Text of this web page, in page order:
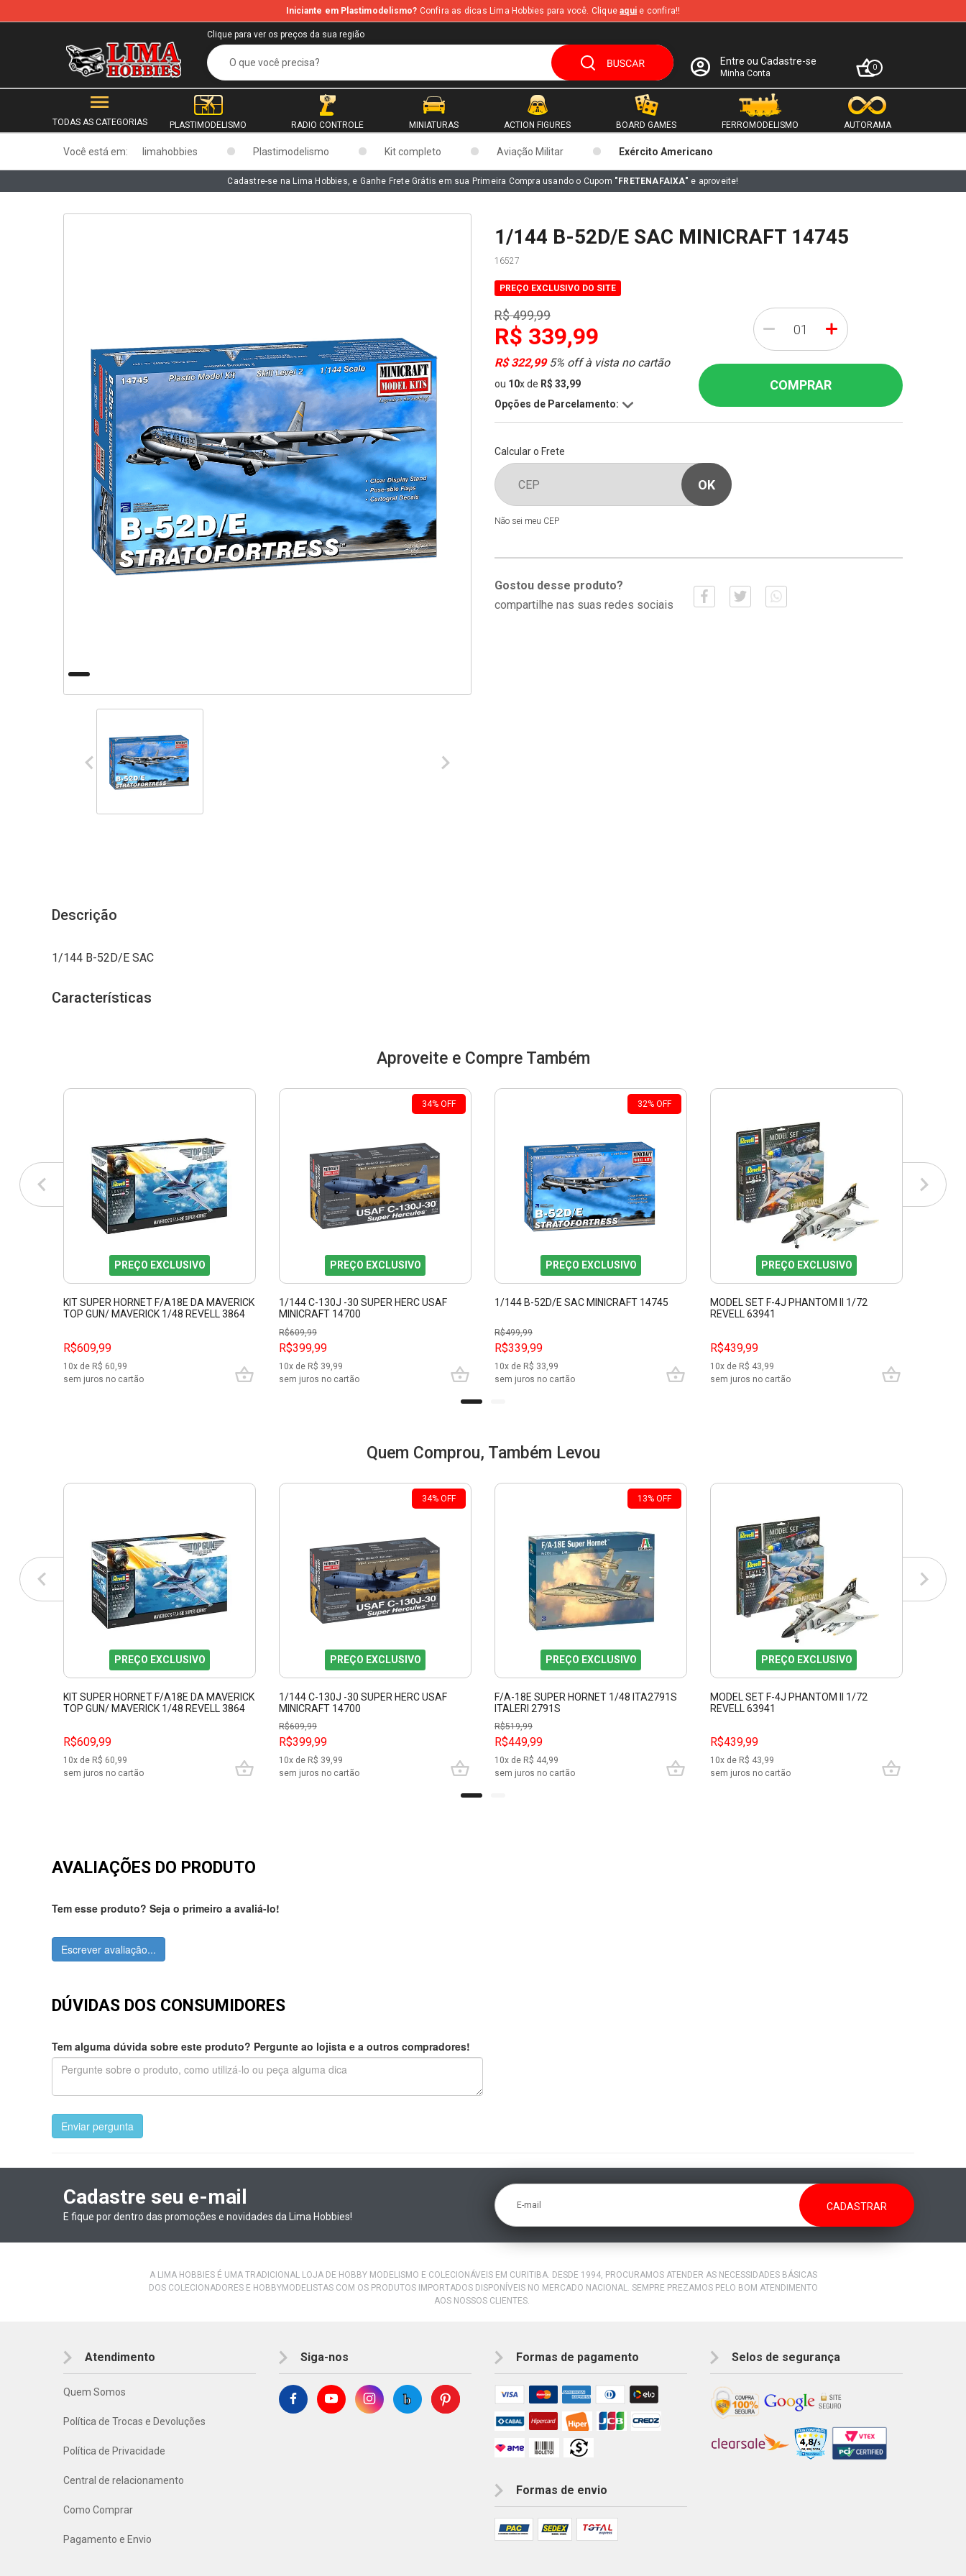
b
Iniciante em Plastimodelismo? Confira as dicas Lima Hobbies para você. Cliqueaqui e confira!!
Clique para ver os preços da sua região
Entre ou Cadastre-se
Minha Conta
0
TODAS AS CATEGORIAS PLASTIMODELISMO RADIO CONTROLE MINIATURAS ACTION FIGURES BOARD GAMES FERROMODELISMO AUTORAMA
Você está em: limahobbies Plastimodelismo Kit completo Aviação Militar Exército Americano
Cadastre-se na Lima Hobbies, e Ganhe Frete Grátis em sua Primeira Compra usando o Cupom "FRETENAFAIXA" e aproveite!
1/144 B-52D/E SAC MINICRAFT 14745
16527
PREÇO EXCLUSIVO DO SITE
R$ 499,99
R$ 339,99
R$ 322,995% off à vista no cartão
ou 10xde R$ 33,99
Opções de Parcelamento:
- +
COMPRAR
Calcular o Frete
Não sei meu CEP
Gostou desse produto?
compartilhe nas suas redes sociais
Descrição
1/144 B-52D/E SAC
Características
Aproveite e Compre Também
PREÇO EXCLUSIVO
KIT SUPER HORNET F/A18E DA MAVERICK
TOP GUN/ MAVERICK 1/48 REVELL 3864
R$609,99
10x de R$ 60,99
sem juros no cartão
34% OFF
PREÇO EXCLUSIVO
1/144 C-130J -30 SUPER HERC USAF
MINICRAFT 14700
R$609,99
R$399,99
10x de R$ 39,99
sem juros no cartão
32% OFF
PREÇO EXCLUSIVO
1/144 B-52D/E SAC MINICRAFT 14745
R$499,99
R$339,99
10x de R$ 33,99
sem juros no cartão
PREÇO EXCLUSIVO
MODEL SET F-4J PHANTOM II 1/72
REVELL 63941
R$439,99
10x de R$ 43,99
sem juros no cartão
Quem Comprou, Também Levou
PREÇO EXCLUSIVO
KIT SUPER HORNET F/A18E DA MAVERICK
TOP GUN/ MAVERICK 1/48 REVELL 3864
R$609,99
10x de R$ 60,99
sem juros no cartão
34% OFF
PREÇO EXCLUSIVO
1/144 C-130J -30 SUPER HERC USAF
MINICRAFT 14700
R$609,99
R$399,99
10x de R$ 39,99
sem juros no cartão
13% OFF
PREÇO EXCLUSIVO
F/A-18E SUPER HORNET 1/48 ITA2791S
ITALERI 2791S
R$519,99
R$449,99
10x de R$ 44,99
sem juros no cartão
PREÇO EXCLUSIVO
MODEL SET F-4J PHANTOM II 1/72
REVELL 63941
R$439,99
10x de R$ 43,99
sem juros no cartão
AVALIAÇÕES DO PRODUTO
Tem esse produto? Seja o primeiro a avaliá-lo!
Escrever avaliação...
DÚVIDAS DOS CONSUMIDORES
Tem alguma dúvida sobre este produto? Pergunte ao lojista e a outros compradores!
Enviar pergunta
Cadastre seu e-mail
E fique por dentro das promoções e novidades da Lima Hobbies!
E-mail
A LIMA HOBBIES É UMA TRADICIONAL LOJA DE HOBBY MODELISMO E COLECIONÁVEIS EM CURITIBA. DESDE 1994, PROCURAMOS ATENDER AS NECESSIDADES BÁSICAS
DOS COLECIONADORES E HOBBYMODELISTAS COM OS PRODUTOS IMPORTADOS DISPONÍVEIS NO MERCADO NACIONAL. SEMPRE PREZAMOS PELO BOM ATENDIMENTO
AOS NOSSOS CLIENTES.
Atendimento
Quem Somos
Política de Trocas e Devoluções
Política de Privacidade
Central de relacionamento
Como Comprar
Pagamento e Envio
Siga-nos Formas de pagamento
Formas de envio
Selos de segurança